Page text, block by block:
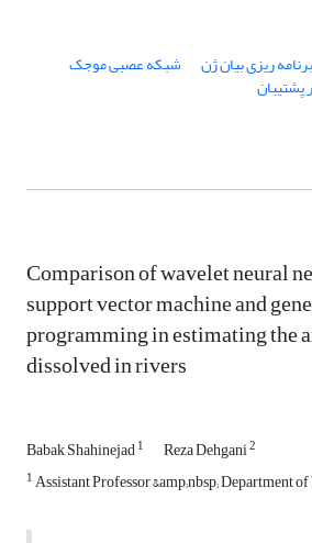
برنامه ریزی بیان ژن شبکه عصبی موجک
پشتیبان
Comparison of wavelet neural
support vector machine and
programming in estimating the
dissolved in rivers
Babak Shahinejad1 Reza Dehgani2
1Assistant Professor &amp;nbsp; Department